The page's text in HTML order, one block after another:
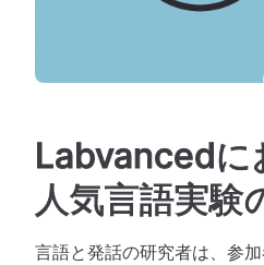
Labvancedに
人気言語実験
言語と発話の研究者は、参